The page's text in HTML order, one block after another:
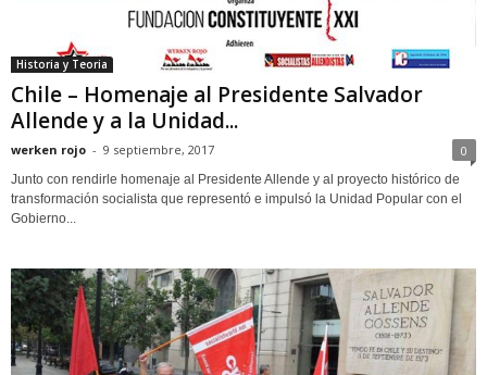
Historia y Teoria
Chile – Homenaje al Presidente Salvador
Allende y a la Unidad...
werken rojo - 9 septiembre, 2017 0
Junto con rendirle homenaje al Presidente Allende y al proyecto histórico de
transformación socialista que representó e impulsó la Unidad Popular con el
Gobierno...